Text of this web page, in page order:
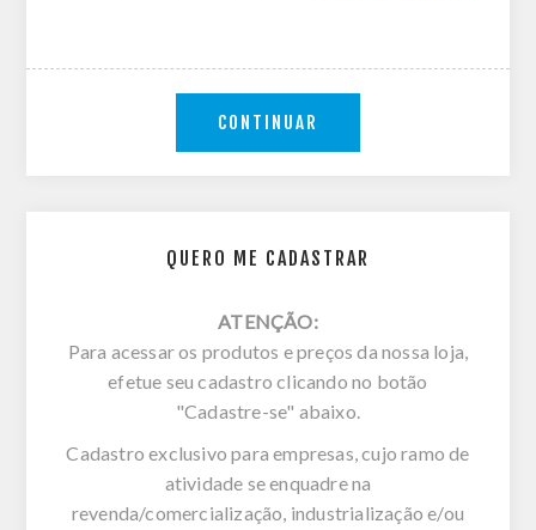
QUERO ME CADASTRAR
ATENÇÃO:
Para acessar os produtos e preços da nossa loja,
efetue seu cadastro clicando no botão
"Cadastre-se" abaixo.
Cadastro exclusivo para empresas, cujo ramo de
atividade se enquadre na
revenda/comercialização, industrialização e/ou
CONTINUAR